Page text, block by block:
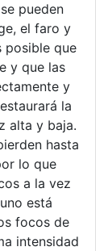
pueden
el faro y
posible que
y que las
y
la
alta y baja.
hasta
lo que
a la vez
está
focos de
intensidad